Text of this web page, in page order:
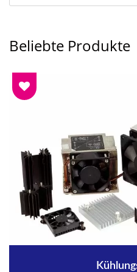
Beliebte Produkte